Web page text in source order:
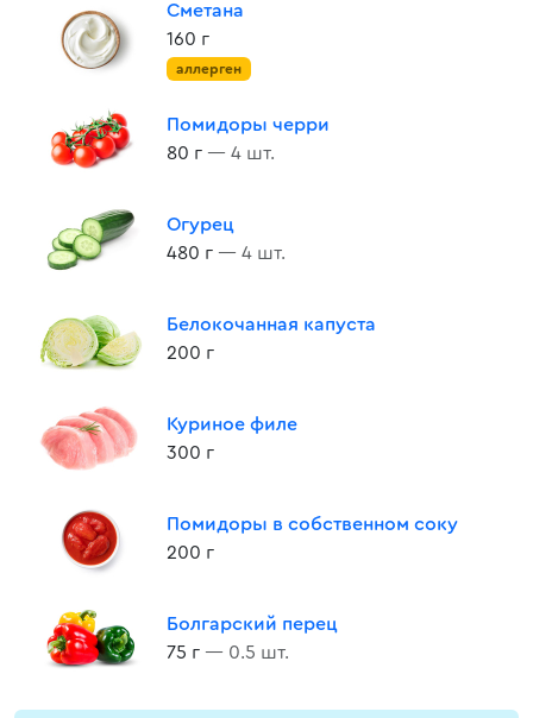
Сметана
160 г
аллерген
Помидоры черри
80 г — 4 шт.
Огурец
480 г — 4 шт.
Белокочанная капуста
200 г
Куриное филе
300 г
Помидоры в собственном соку
200 г
Болгарский перец
75 г — 0.5 шт.